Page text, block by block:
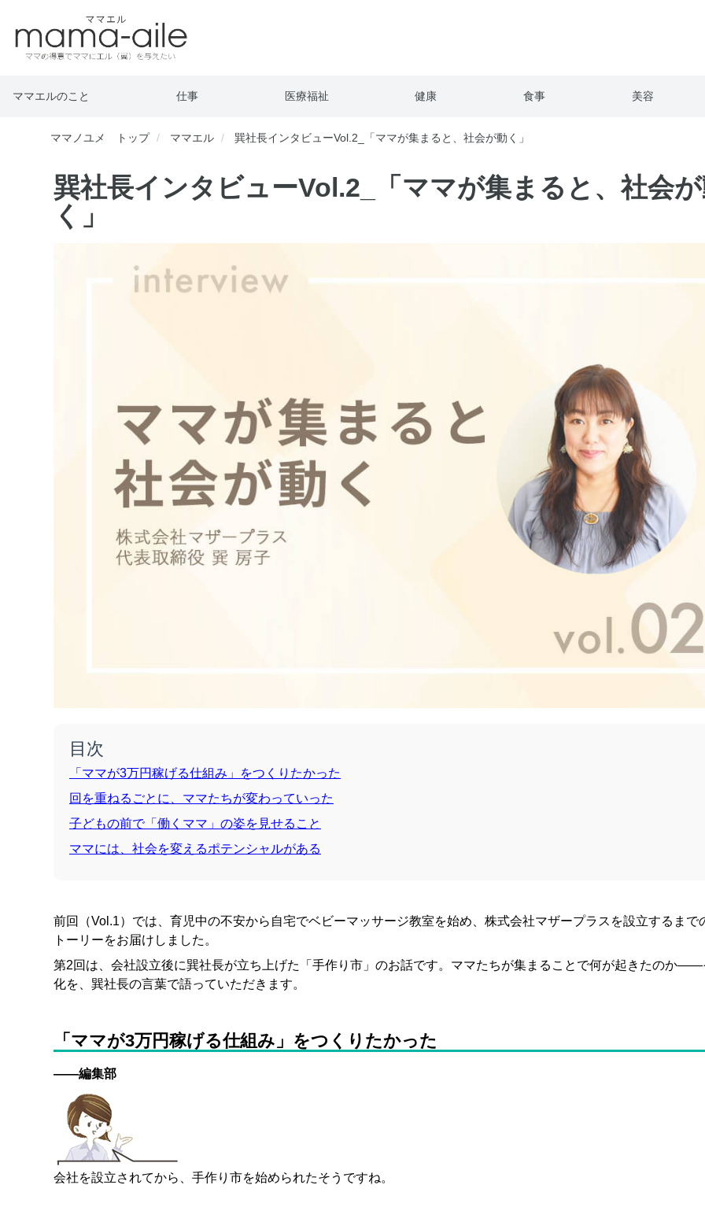
ママエルのこと 仕事 医療福祉 健康 食事 美容
ママノユメ トップ ママエル 巽社長インタビューVol.2_「ママが集まると、社会が動く」
巽社長インタビューVol.2_「ママが集まると、社会
く」
目次
「ママが3万円稼げる仕組み」をつくりたかった
回を重ねるごとに、ママたちが変わっていった
子どもの前で「働くママ」の姿を見せること
ママには、社会を変えるポテンシャルがある
前回（Vol.1）では、育児中の不安から自宅でベビーマッサージ教室を始め、株式会社マザープラスを設立するまで
トーリーをお届けしました。
第2回は、会社設立後に巽社長が立ち上げた「手作り市」のお話です。ママたちが集まることで何が起きたのか——
化を、巽社長の言葉で語っていただきます。
「ママが3万円稼げる仕組み」をつくりたかった
——編集部
会社を設立されてから、手作り市を始められたそうですね。